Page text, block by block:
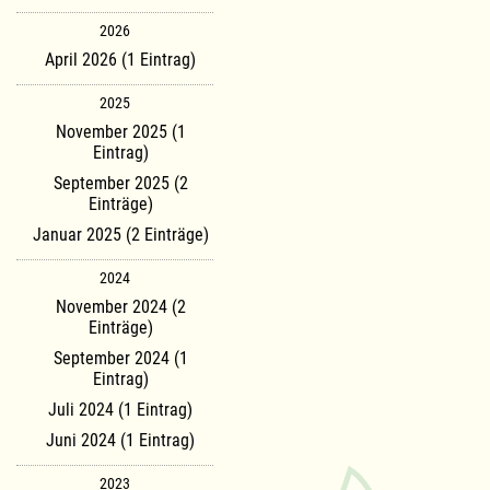
2026
April 2026 (1 Eintrag)
2025
November 2025 (1
Eintrag)
September 2025 (2
Einträge)
Januar 2025 (2 Einträge)
2024
November 2024 (2
Einträge)
September 2024 (1
Eintrag)
Juli 2024 (1 Eintrag)
Juni 2024 (1 Eintrag)
2023